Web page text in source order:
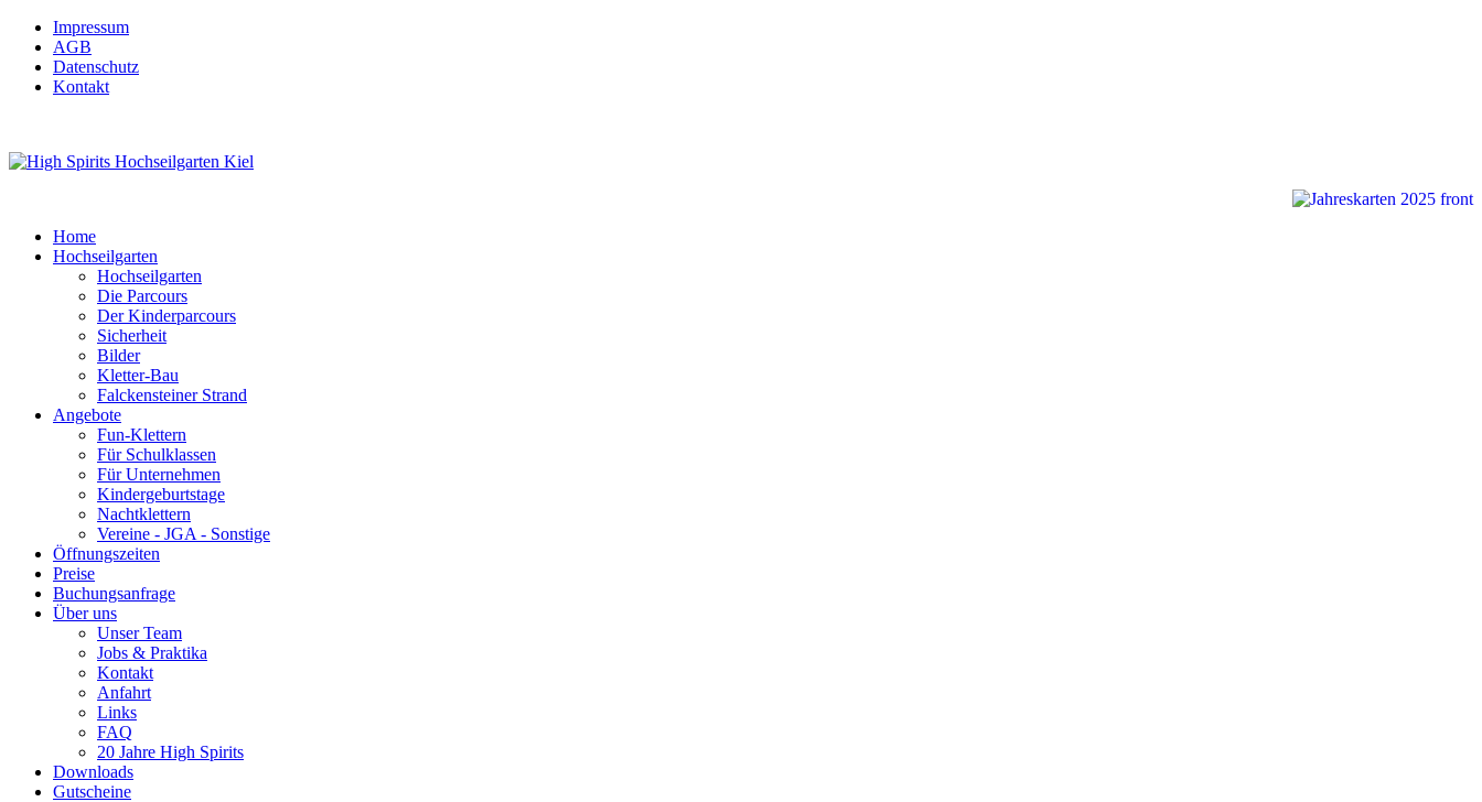
Impressum
AGB
Datenschutz
Kontakt
Home
Hochseilgarten
Hochseilgarten
Die Parcours
Der Kinderparcours
Sicherheit
Bilder
Kletter-Bau
Falckensteiner Strand
Angebote
Fun-Klettern
Für Schulklassen
Für Unternehmen
Kindergeburtstage
Nachtklettern
Vereine - JGA - Sonstige
Öffnungszeiten
Preise
Buchungsanfrage
Über uns
Unser Team
Jobs & Praktika
Kontakt
Anfahrt
Links
FAQ
20 Jahre High Spirits
Downloads
Gutscheine